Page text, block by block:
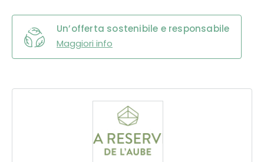
Un’offerta sostenibile e responsabile
Maggiori info